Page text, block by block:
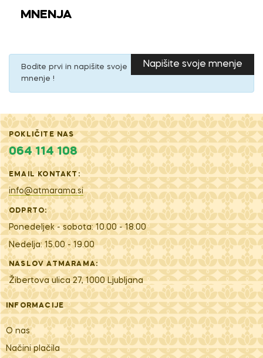
MNENJA
Napišite svoje mnenje
Bodite prvi in napišite svoje
mnenje !
POKLIČITE NAS
064 114 108
EMAIL KONTAKT:
info@atmarama.si
ODPRTO:
Ponedeljek - sobota: 10.00 - 18.00
Nedelja: 15.00 - 19.00
NASLOV ATMARAMA:
Žibertova ulica 27, 1000 Ljubljana
INFORMACIJE
O nas
Načini plačila